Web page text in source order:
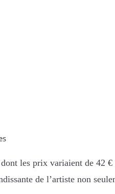
les prix variaient de 42 €
de l’artiste non